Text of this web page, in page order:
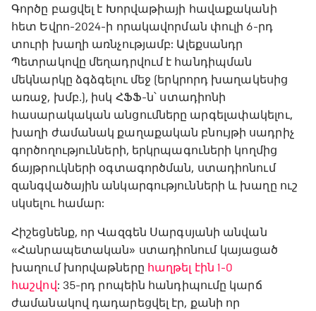
Գործը բացվել է Խորվաթիայի հավաքականի
հետ Եվրո-2024-ի որակավորման փուլի 6-րդ
տուրի խաղի առնչությամբ: Ալեքսանդր
Պետրակովը մեղադրվում է հանդիպման
մեկնարկը ձգձգելու մեջ (երկրորդ խաղակեսից
առաջ, խմբ․), իսկ ՀՖՖ-ն՝ ստադիոնի
հասարակական անցումները արգելափակելու,
խաղի ժամանակ քաղաքական բնույթի սադրիչ
գործողությունների, երկրպագուների կողմից
ճայթրուկների օգտագործման, ստադիոնում
զանգվածային անկարգությունների և խաղը ուշ
սկսելու համար:
Հիշեցնենք, որ Վազգեն Սարգսյանի անվան
«Հանրապետական» ստադիոնում կայացած
խաղում խորվաթները հաղթել էին 1-0
հաշվով: 35-րդ րոպեին հանդիպումը կարճ
ժամանակով դադարեցվել էր, քանի որ